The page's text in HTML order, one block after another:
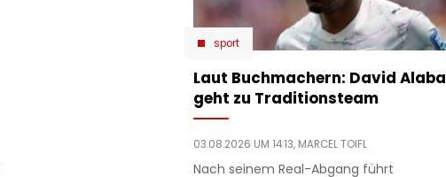
sport
Laut Buchmachern: David Alaba
geht zu Traditionsteam
03.08.2026 UM 14:13, MARCEL TOIFL
Nach seinem Real-Abgang führt